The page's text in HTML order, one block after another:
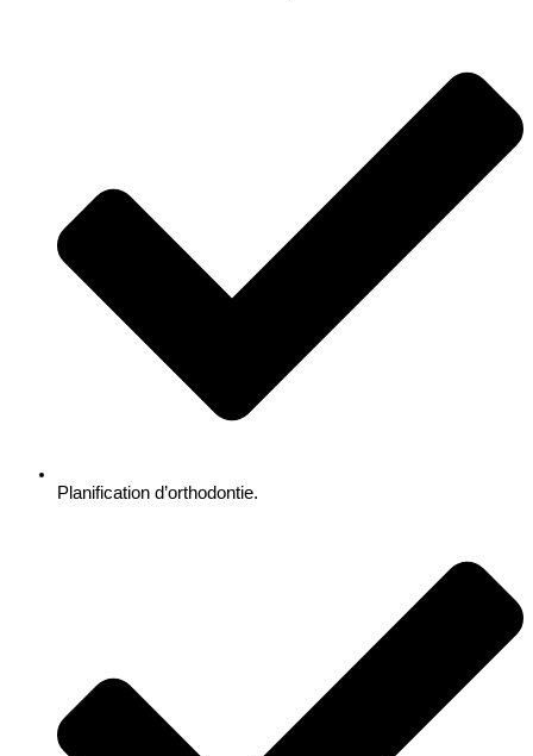
Planification d’orthodontie.